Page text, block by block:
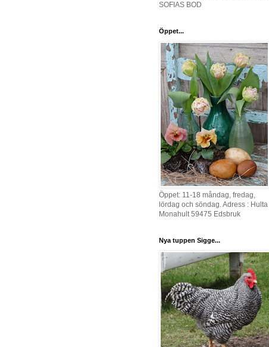
SOFIAS BOD
Öppet...
Öppet: 11-18 måndag, fredag,
lördag och söndag. Adress : Hulta
Monahult 59475 Edsbruk
Nya tuppen Sigge...